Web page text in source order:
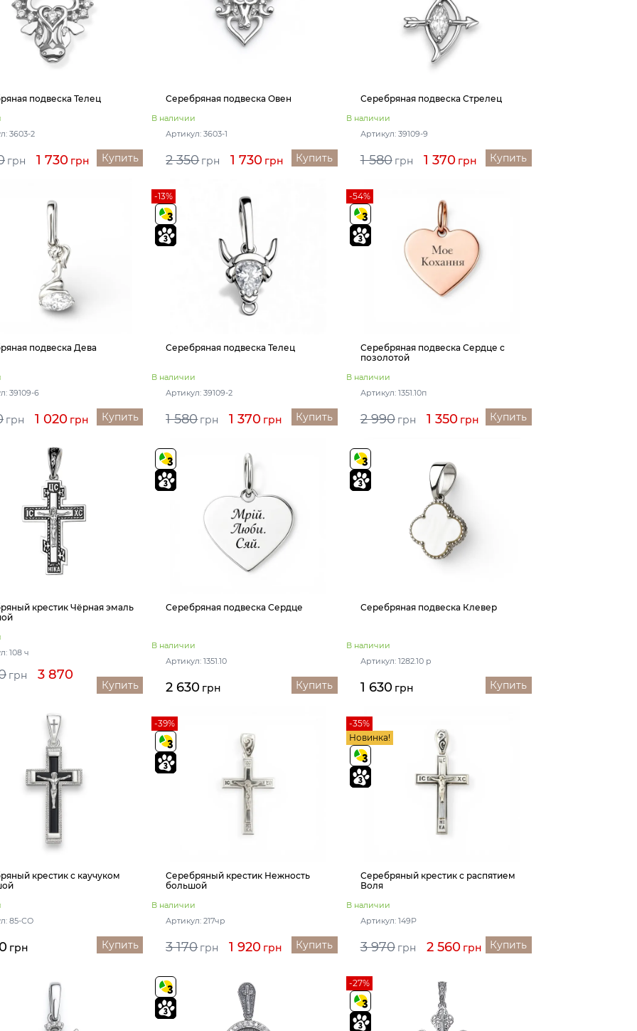
подвеска Телец
3603-2
грн 1 730 грн Купить
Серебряная подвеска Овен
В наличии
Артикул: 3603-1
2 350 грн 1 730 грн Купить
Серебряная подвеска Стрелец
В наличии
Артикул: 39109-9
1 580 грн 1 370 грн Купить
подвеска Дева
39109-6
грн 1 020 грн Купить
-13%
Серебряная подвеска Телец
В наличии
Артикул: 39109-2
1 580 грн 1 370 грн Купить
-54%
Серебряная подвеска Сердце с
позолотой
В наличии
Артикул: 1351.10п
2 990 грн 1 350 грн Купить
крестик Чёрная эмаль
108 ч
грн 3 870
Купить
Серебряная подвеска Сердце
В наличии
Артикул: 1351.10
2 630 грн Купить
Серебряная подвеска Клевер
В наличии
Артикул: 1282.10 р
1 630 грн Купить
крестик с каучуком
85-СО
грн Купить
-39%
Серебряный крестик Нежность
большой
В наличии
Артикул: 217чр
3 170 грн 1 920 грн Купить
-35%
Новинка!
Серебряный крестик с распятием
Воля
В наличии
Артикул: 149Р
3 970 грн 2 560 грн Купить
-27%